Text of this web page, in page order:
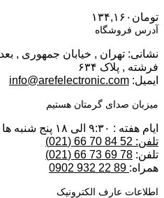
تومان ۱۳۴,۱۶۰
آدرس فروشگاه
نشانی: تهران , خیابان جمهوری ,
فرشته , پلاک ۶۳۴
ایمیل: info@arefelectronic.com
میزبان صدای گرمتان هستیم
ایام هفته : ۹:۳۰ الی ۱۸ پنج شنبه ها : ۹:۳۰ الی ۱۳:۳۰
تلفن: 52 84 70 66 (021)
تلفن: 78 69 73 66 (021)
همراه:
اطلاعات عارف الکترونیک